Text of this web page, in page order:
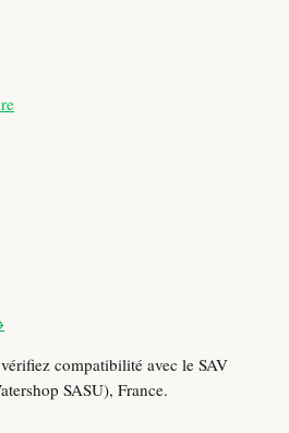
compatibilité avec le SAV
SASU), France.